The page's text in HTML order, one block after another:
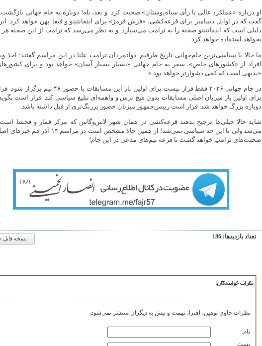
او درباره «عملکرد عالی با رأی سیاه‌پوستان» صحبت کرد. و بعد، بله! دوباره به جام جهانی
گفت که در اوایل دسامبر برای قرعه‌کشی، «فرش قرمز» برای اینفانتینو و فیفا پهن خواهد کرد.
دلیلی است که اینفانتینو صحنه را به ترامپ می‌سپارد. و به نظر می‌رسد که ترامپ از این صحنه
بخواهد استفاده خواهد کرد.
ما حالا با سیاسی‌ترین جام‌جهانی تاریخ طرفیم. دولتمردان ترامپ علنا در این مراسم گفتند: اخذ
افراد از «کشورهای خاص»، سفر به جام جهانی «بسیار بسیار آسان» خواهد بود و برای
«بدیهی است که کمی دشوارتر خواهد بود.».
در جام جهانی ۲۰۲۶ فقط قرار نیست برای اولین بار این مسابقات با حضور
برای اولین بار میزبان اصلی مسابقات بدون هیچ ترس و واهمه‌ای تبلیغ سیاسی کند. قرار است بگوید
دوباره بزرگ خواهد شد. قرار است رییس‌جمهور میزبان حضور پررنگ‌تری از قبل داشته باشد.
شاید حالا خیلی‌ها ترجیح بدهند قرعه‌کشی در همان شهر لاس‌وگاس که مرکز قمار و فحشا است
می‌شد ولی تا این حد سیاسی نمی‌شد! از همین حالا مشخص است در
صحبت‌های ترامپ خواهد گشت تا قرعه تیم‌های مدعی در این جام!
تعداد بازديدها: 186 نسخه قابل
نظرات خوانندگان:
نظرات حاوي توهين، افترا، تهمت و نيش به ديگران منتشر نمي‌شود.
نام:
پست